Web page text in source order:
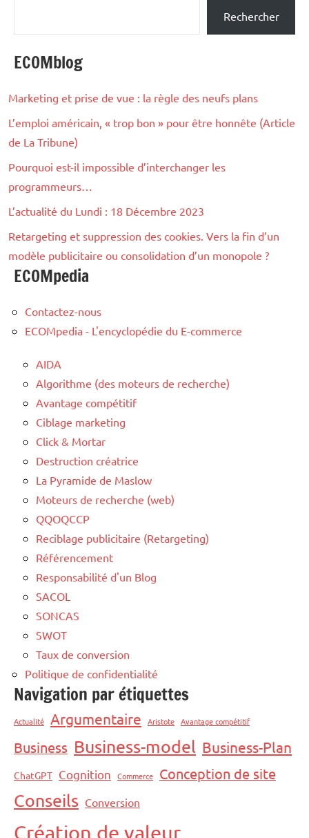
Rechercher
ECOMblog
Marketing et prise de vue : la règle des neufs plans
L’emploi américain, « trop bon » pour être honnête (Article
de La Tribune)
Pourquoi est-il impossible d’interchanger les
programmeurs…
L’actualité du Lundi : 18 Décembre 2023
Retargeting et suppression des cookies. Vers la fin d’un
modèle publicitaire ou consolidation d’un monopole ?
ECOMpedia
Contactez-nous
ECOMpedia - L'encyclopédie du E-commerce
AIDA
Algorithme (des moteurs de recherche)
Avantage compétitif
Ciblage marketing
Click & Mortar
Destruction créatrice
La Pyramide de Maslow
Moteurs de recherche (web)
QQOQCCP
Reciblage publicitaire (Retargeting)
Référencement
Responsabilité d'un Blog
SACOL
SONCAS
SWOT
Taux de conversion
Politique de confidentialité
Navigation par étiquettes
Actualité Argumentaire Aristote Avantage compétitif
Business Business-model Business-Plan
ChatGPT Cognition Commerce Conception de site
Conseils Conversion
Création de valeur